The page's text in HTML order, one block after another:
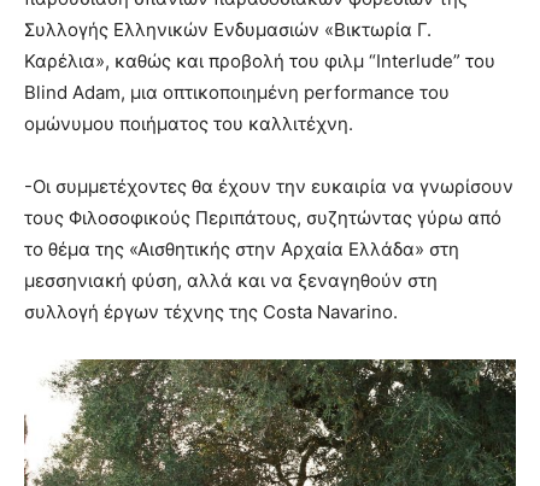
Συλλογής Ελληνικών Ενδυμασιών «Βικτωρία Γ.
Καρέλια», καθώς και προβολή του φιλμ “Interlude” του
Blind Adam, μια οπτικοποιημένη performance του
ομώνυμου ποιήματος του καλλιτέχνη.
-Οι συμμετέχοντες θα έχουν την ευκαιρία να γνωρίσουν
τους Φιλοσοφικούς Περιπάτους, συζητώντας γύρω από
το θέμα της «Αισθητικής στην Αρχαία Ελλάδα» στη
μεσσηνιακή φύση, αλλά και να ξεναγηθούν στη
συλλογή έργων τέχνης της Costa Navarino.